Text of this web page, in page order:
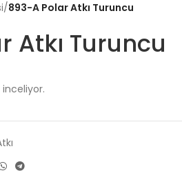
/893-A Polar Atkı Turuncu
Atkı Turuncu